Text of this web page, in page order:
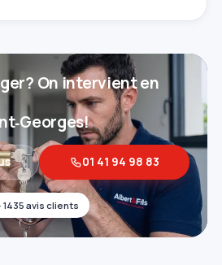
· 1435 avis clients
On intervient en
01 41 94 98 83